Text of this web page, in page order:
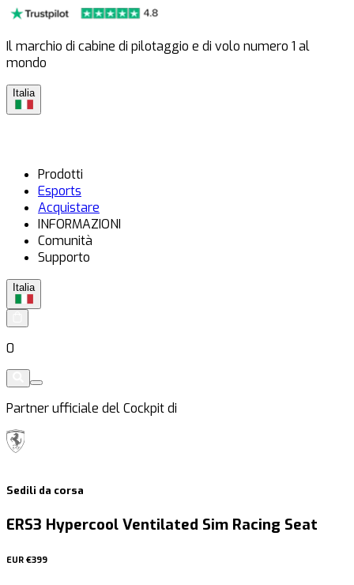
Il marchio di cabine di pilotaggio e di volo numero 1 al
mondo
Italia
Prodotti
Esports
Acquistare
INFORMAZIONI
Comunità
Supporto
Italia
0
Partner ufficiale del Cockpit di
Sedili da corsa
ERS3 Hypercool Ventilated Sim Racing Seat
EUR €399